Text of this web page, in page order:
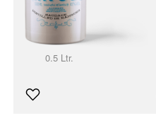
0.5 Ltr.